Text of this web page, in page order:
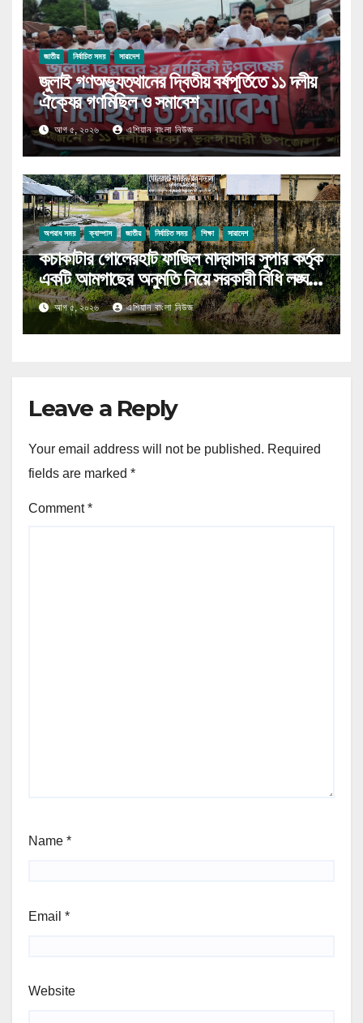
জাতীয় নির্বাচিত সময় সারাদেশ
জুলাই গণঅভ্যুত্থানের দ্বিতীয় বর্ষপূর্তিতে ১১ দলীয়
ঐক্যের গণমিছিল ও সমাবেশ
আগ ৫, ২০২৬ এশিয়ান বাংলা নিউজ
অপরাধ সময় ক্যাম্পাস জাতীয় নির্বাচিত সময় শিক্ষা সারাদেশ
কচাকাটার গোলেরহাট ফাজিল মাদ্রাসার সুপার কর্তৃক
একটি আমগাছের অনুমতি নিয়ে সরকারী বিধি লঙ্ঘন
করে ৪ টি ইউক্লিপ্টাস গাছ কর্তন,তদন্তে
বনবিভাগ।
আগ ৫, ২০২৬ এশিয়ান বাংলা নিউজ
Leave a Reply
Your email address will not be published. Required
fields are marked *
Comment*
Name *
Email *
Website